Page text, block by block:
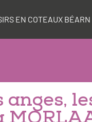
EN COTEAUX
anges,